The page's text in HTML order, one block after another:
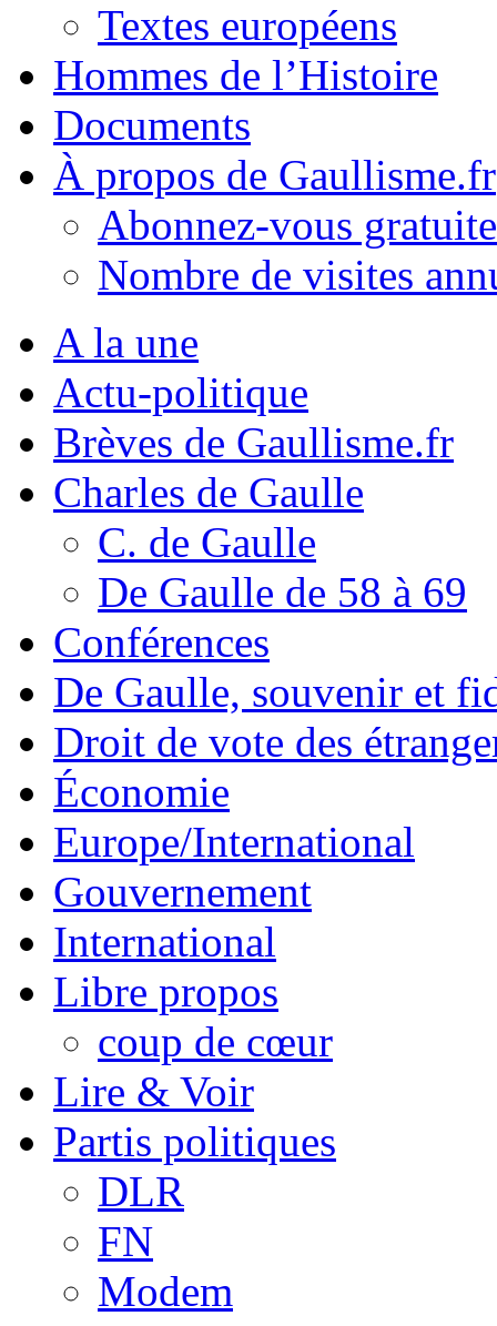
Textes européens
Hommes de l’Histoire
Documents
À propos de Gaullisme.fr
Abonnez-vous
Nombre de visites
A la une
Actu-politique
Brèves de Gaullisme.fr
Charles de Gaulle
C. de Gaulle
De Gaulle de 58 à 69
Conférences
De Gaulle, souvenir et
Droit de vote des
Économie
Europe/International
Gouvernement
International
Libre propos
coup de cœur
Lire & Voir
Partis politiques
DLR
FN
Modem